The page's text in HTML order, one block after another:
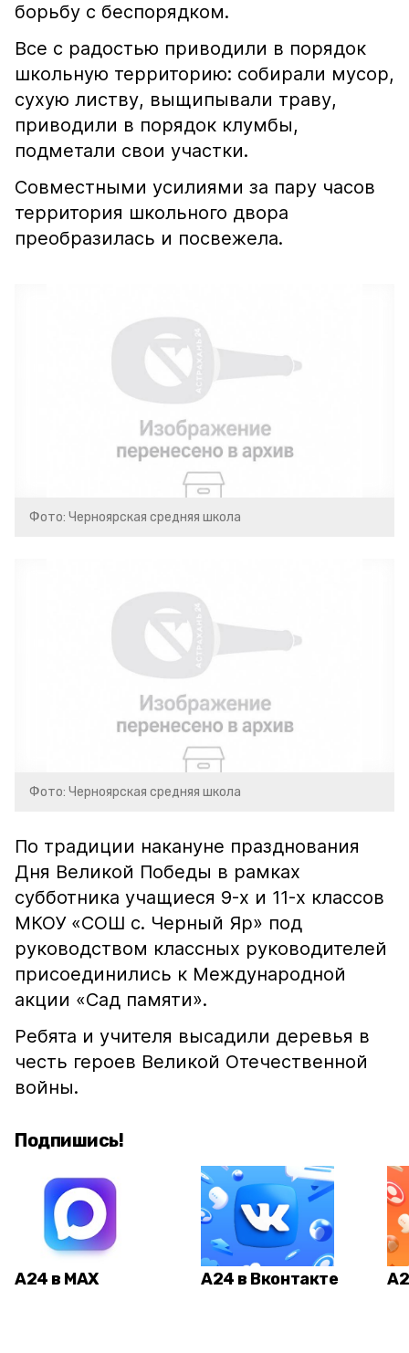
борьбу с беспорядком.
Все с радостью приводили в порядок
школьную территорию: собирали мусор,
сухую листву, выщипывали траву,
приводили в порядок клумбы,
подметали свои участки.
Совместными усилиями за пару часов
территория школьного двора
преобразилась и посвежела.
Фото: Черноярская средняя школа
Фото: Черноярская средняя школа
По традиции накануне празднования
Дня Великой Победы в рамках
субботника учащиеся 9-х и 11-х классов
МКОУ «СОШ с. Черный Яр» под
руководством классных руководителей
присоединились к Международной
акции «Сад памяти».
Ребята и учителя высадили деревья в
честь героев Великой Отечественной
войны.
Подпишись!
А24 в MAX А24 в Вконтакте